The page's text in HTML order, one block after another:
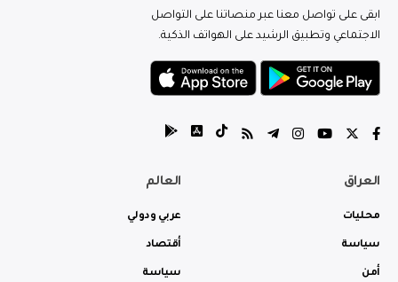
ابقى على تواصل معنا عبر منصاتنا على التواصل
الاجتماعي وتطبيق الرشيد على الهواتف الذكية.
العراق
محليات
سياسة
أمن
العالم
عربي ودولي
أقتصاد
سياسة